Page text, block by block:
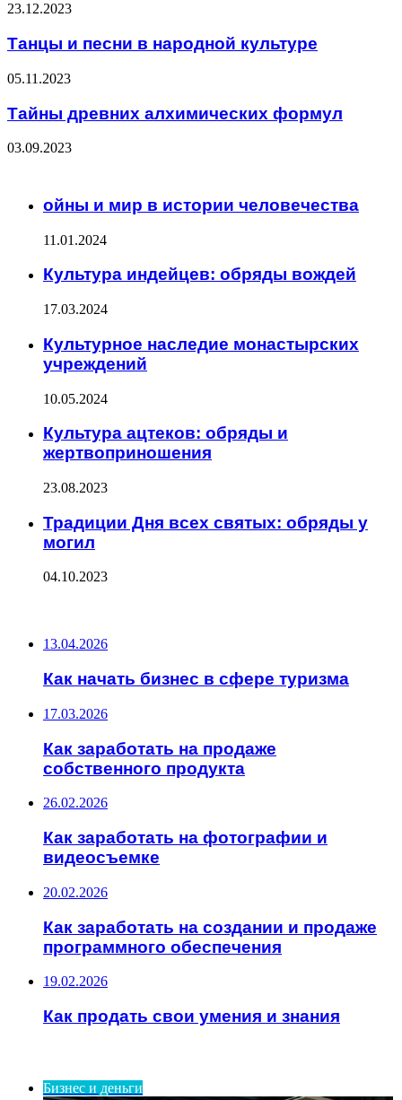
23.12.2023
Танцы и песни в народной культуре
05.11.2023
Тайны древних алхимических формул
03.09.2023
ойны и мир в истории человечества
11.01.2024
Культура индейцев: обряды вождей
17.03.2024
Культурное наследие монастырских
учреждений
10.05.2024
Культура ацтеков: обряды и
жертвоприношения
23.08.2023
Традиции Дня всех святых: обряды у
могил
04.10.2023
13.04.2026
Как начать бизнес в сфере туризма
17.03.2026
Как заработать на продаже
собственного продукта
26.02.2026
Как заработать на фотографии и
видеосъемке
20.02.2026
Как заработать на создании и продаже
программного обеспечения
19.02.2026
Как продать свои умения и знания
Бизнес и деньги